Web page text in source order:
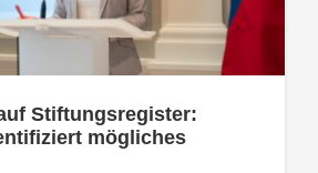
Stiftungsregister:
mögliches